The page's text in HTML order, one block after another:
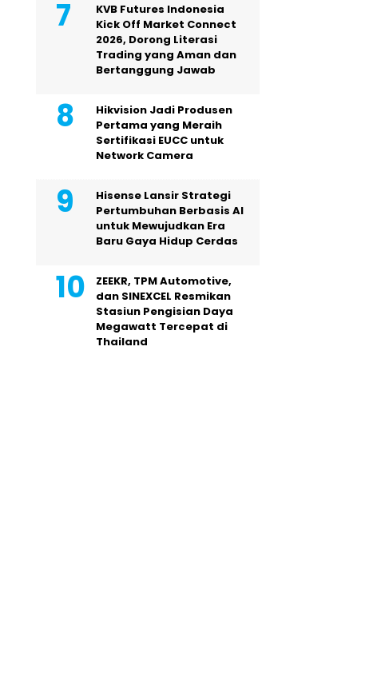
KVB Futures Indonesia
Kick Off Market Connect
2026, Dorong Literasi
Trading yang Aman dan
Bertanggung Jawab
Hikvision Jadi Produsen
Pertama yang Meraih
Sertifikasi EUCC untuk
Network Camera
Hisense Lansir Strategi
Pertumbuhan Berbasis AI
untuk Mewujudkan Era
Baru Gaya Hidup Cerdas
ZEEKR, TPM Automotive,
dan SINEXCEL Resmikan
Stasiun Pengisian Daya
Megawatt Tercepat di
Thailand